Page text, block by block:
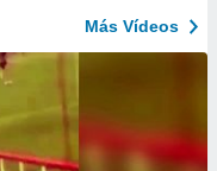
Más Vídeos